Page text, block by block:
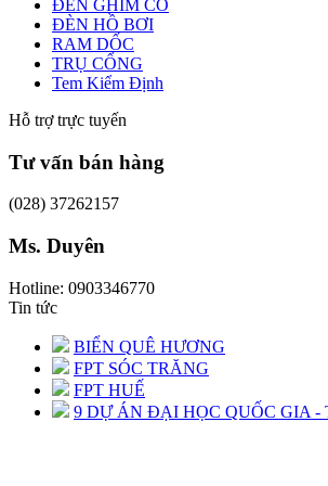
ĐÈN GHIM CỎ
ĐÈN HỒ BƠI
RAM DỐC
TRỤ CỔNG
Tem Kiểm Định
Hỗ trợ trực tuyến
Tư vấn bán hàng
(028) 37262157
Ms. Duyên
Hotline: 0903346770
Tin tức
BIỂN QUÊ HƯƠNG
FPT SÓC TRĂNG
FPT HUẾ
9 DỰ ÁN ĐẠI HỌC QUỐC GIA -